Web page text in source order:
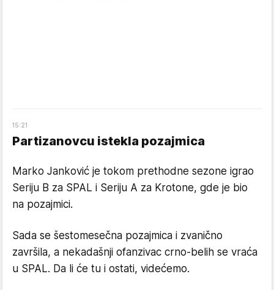
15:21
Partizanovcu istekla pozajmica
Marko Janković je tokom prethodne sezone igrao
Seriju B za SPAL i Seriju A za Krotone, gde je bio
na pozajmici.
Sada se šestomesečna pozajmica i zvanično
završila, a nekadašnji ofanzivac crno-belih se vraća
u SPAL. Da li će tu i ostati, videćemo.